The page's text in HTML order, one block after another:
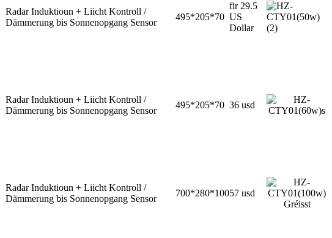
Radar Induktioun + Liicht Kontroll /
Dämmerung bis Sonnenopgang Sensor
495*205*70
fir 29.5
US
Dollar
Radar Induktioun + Liicht Kontroll /
Dämmerung bis Sonnenopgang Sensor
495*205*70 36 usd
Radar Induktioun + Liicht Kontroll /
Dämmerung bis Sonnenopgang Sensor
700*280*10057 usd